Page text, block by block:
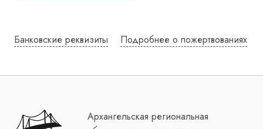
Банковские реквизиты Подробнее о пожертвованиях
Архангельская региональная